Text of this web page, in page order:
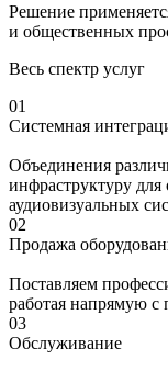
Решение
и общественных
Весь спектр услуг
01
Системная
Объединения
инфраструктуру
аудиовизуальных
02
Продажа
Поставляем
работая напрямую с
03
Обслуживание